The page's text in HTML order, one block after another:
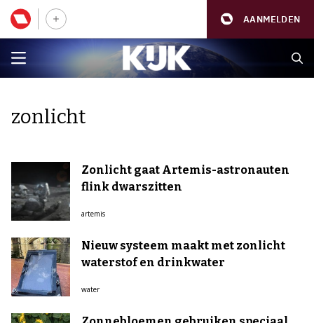
AANMELDEN
zonlicht
Zonlicht gaat Artemis-astronauten
flink dwarszitten
artemis
Nieuw systeem maakt met zonlicht
waterstof en drinkwater
water